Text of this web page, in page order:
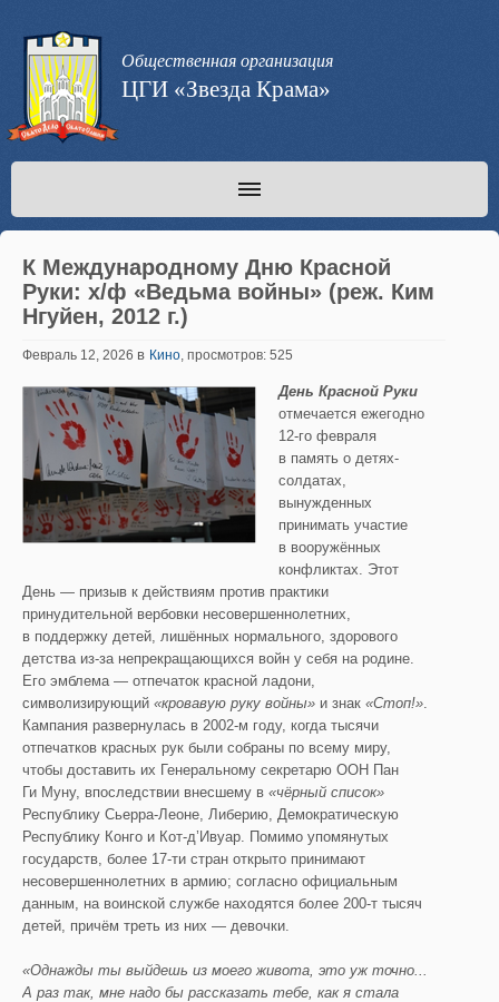
Общественная организация
ЦГИ «Звезда Крама»
К Международному Дню Красной
Руки: х/ф «Ведьма войны» (реж. Ким
Нгуйен, 2012 г.)
Февраль 12, 2026 в Кино, просмотров: 525
День Красной Руки
отмечается ежегодно
12-го февраля
в память о детях-
солдатах,
вынужденных
принимать участие
в вооружённых
конфликтах. Этот
День — призыв к действиям против практики
принудительной вербовки несовершеннолетних,
в поддержку детей, лишённых нормального, здорового
детства из-за непрекращающихся войн у себя на родине.
Его эмблема — отпечаток красной ладони,
символизирующий «кровавую руку войны» и знак «Стоп!».
Кампания развернулась в 2002-м году, когда тысячи
отпечатков красных рук были собраны по всему миру,
чтобы доставить их Генеральному секретарю ООН Пан
Ги Муну, впоследствии внесшему в «чёрный список»
Республику Сьерра-Леоне, Либерию, Демократическую
Республику Конго и Кот-д’Ивуар. Помимо упомянутых
государств, более 17-ти стран открыто принимают
несовершеннолетних в армию; согласно официальным
данным, на воинской службе находятся более 200-т тысяч
детей, причём треть из них — девочки.
«Однажды ты выйдешь из моего живота, это уж точно...
А раз так, мне надо бы рассказать тебе, как я стала